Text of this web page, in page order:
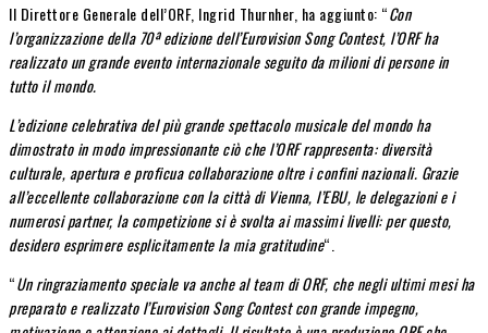
Il Direttore Generale dell’ORF, Ingrid Thurnher, ha aggiunto: “Con
l’organizzazione della 70ª edizione dell’Eurovision Song Contest, l’ORF ha
realizzato un grande evento internazionale seguito da milioni di persone in
tutto il mondo.
L’edizione celebrativa del più grande spettacolo musicale del mondo ha
dimostrato in modo impressionante ciò che l’ORF rappresenta: diversità
culturale, apertura e proficua collaborazione oltre i confini nazionali. Grazie
all’eccellente collaborazione con la città di Vienna, l’EBU, le delegazioni e i
numerosi partner, la competizione si è svolta ai massimi livelli: per questo,
desidero esprimere esplicitamente la mia gratitudine“.
“Un ringraziamento speciale va anche al team di ORF, che negli ultimi mesi ha
preparato e realizzato l’Eurovision Song Contest con grande impegno,